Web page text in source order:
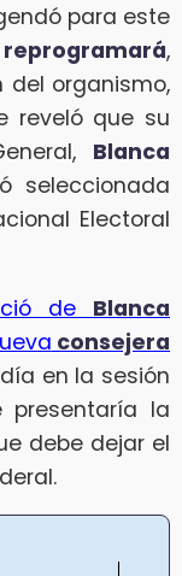
para este
reprogramará,
organismo,
reveló que su
Blanca
seleccionada
Electoral
de Blanca
consejera
en la sesión
presentaría la
debe dejar el